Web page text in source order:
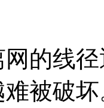
的线
被破坏